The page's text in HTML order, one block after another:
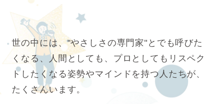
世の中には、"やさしさの専門家"とでも呼びた
くなる、人間としても、プロとしてもリスペク
トしたくなる姿勢やマインドを持つ人たちが、
たくさんいます。